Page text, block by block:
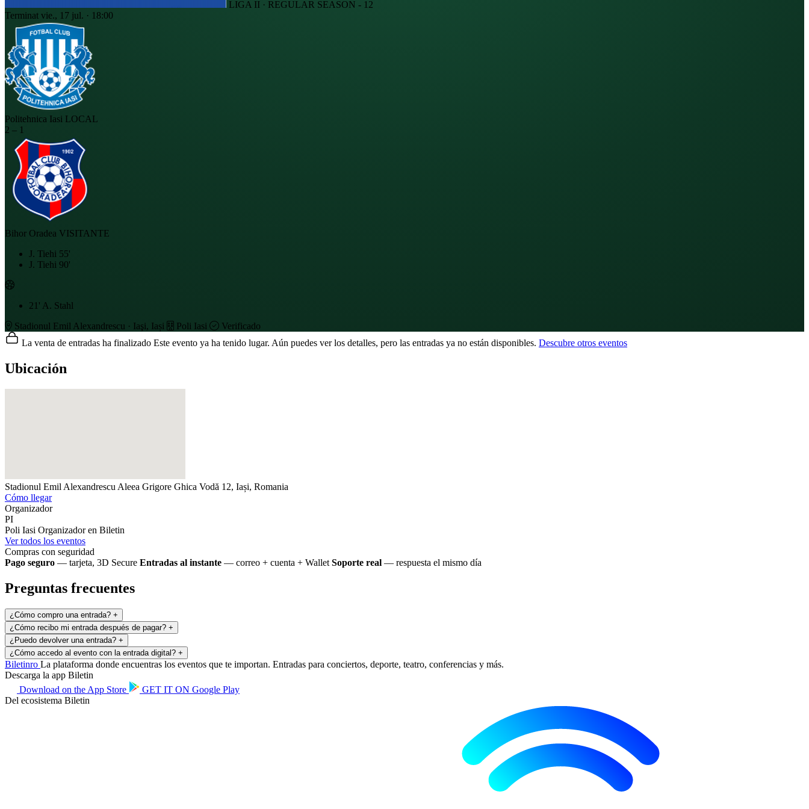
LIGA II · REGULAR SEASON - 12
Terminat vie., 17 jul. · 18:00
Politehnica Iasi LOCAL
2 – 1
Bihor Oradea VISITANTE
J. Tiehi 55'
J. Tiehi 90'
21' A. Stahl
Stadionul Emil Alexandrescu · Iaşi, Iași
Poli Iasi
Verificado
La venta de entradas ha finalizado Este evento ya ha tenido lugar. Aún puedes ver los detalles, pero las entradas ya no están disponibles. Descubre otros eventos
Ubicación
Stadionul Emil Alexandrescu Aleea Grigore Ghica Vodă 12, Iași, Romania
Cómo llegar
Organizador
PI
Poli Iasi Organizador en Biletin
Ver todos los eventos
Compras con seguridad
Pago seguro — tarjeta, 3D Secure Entradas al instante — correo + cuenta + Wallet Soporte real — respuesta el mismo día
Preguntas frecuentes
¿Cómo compro una entrada? +
¿Cómo recibo mi entrada después de pagar? +
¿Puedo devolver una entrada? +
¿Cómo accedo al evento con la entrada digital? +
Biletinro La plataforma donde encuentras los eventos que te importan. Entradas para conciertos, deporte, teatro, conferencias y más.
Descarga la app Biletin
Download on the App Store GET IT ON Google Play
Del ecosistema Biletin